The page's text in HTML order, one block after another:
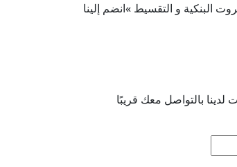
البنكية و التقسيط »انضم إلينا
لدينا بالتواصل معك قريبًا